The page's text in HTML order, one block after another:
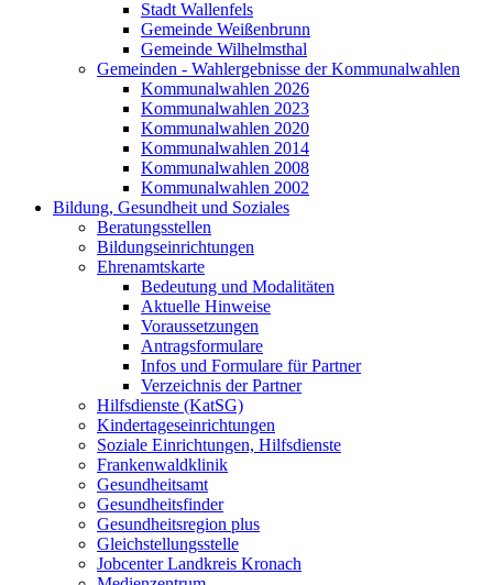
Stadt Wallenfels
Gemeinde Weißenbrunn
Gemeinde Wilhelmsthal
Gemeinden - Wahlergebnisse der Kommunalwahlen
Kommunalwahlen 2026
Kommunalwahlen 2023
Kommunalwahlen 2020
Kommunalwahlen 2014
Kommunalwahlen 2008
Kommunalwahlen 2002
Bildung, Gesundheit und Soziales
Beratungsstellen
Bildungseinrichtungen
Ehrenamtskarte
Bedeutung und Modalitäten
Aktuelle Hinweise
Voraussetzungen
Antragsformulare
Infos und Formulare für Partner
Verzeichnis der Partner
Hilfsdienste (KatSG)
Kindertageseinrichtungen
Soziale Einrichtungen, Hilfsdienste
Frankenwaldklinik
Gesundheitsamt
Gesundheitsfinder
Gesundheitsregion plus
Gleichstellungsstelle
Jobcenter Landkreis Kronach